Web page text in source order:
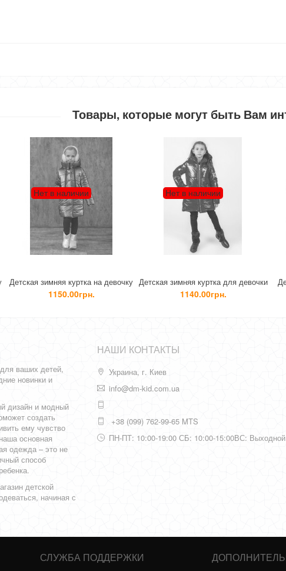
Товары, которые могут быть Вам
на девочку
Нет в наличии
Детская зимняя куртка для девочки
Детская зимняя
ваших детей,
новинки и
дизайн и модный
создать
ему чувство
основная
одежда – это не
способ
детской
начиная с
НАШИ КОНТАКТЫ
Украина, г. Киев
info@dm-kid.com.ua
+38 (099) 762-99-65 MTS
ПН-ПТ: 10:00-19:00 СБ: 10:00-15:00ВС: Выходной
СЛУЖБА ПОДДЕРЖКИ